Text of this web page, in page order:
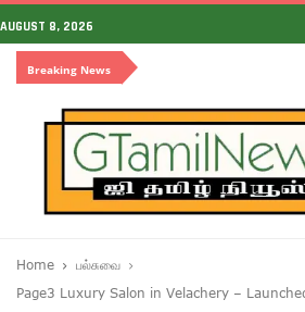
AUGUST 8, 2026
Breaking News
Home
பல்சுவை
Page3 Luxury Salon in Velachery –